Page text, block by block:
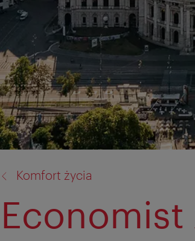
Komfort życia